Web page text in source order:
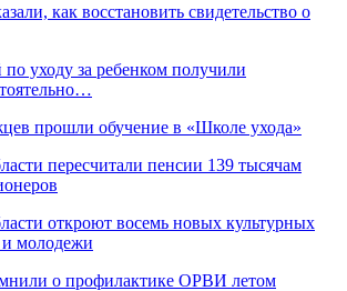
как восстановить свидетельство о
уходу за ребенком получили
прошли обучение в «Школе ухода»
пересчитали пенсии 139 тысячам
откроют восемь новых культурных
и молодежи
о профилактике ОРВИ летом